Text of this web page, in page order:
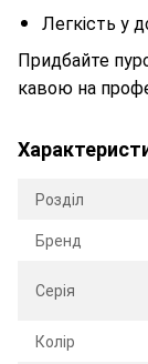
Легкість у
Придбайте
кавою на
Розділ
Бренд
Серія
Колір